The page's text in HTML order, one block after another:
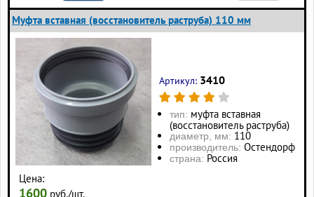
Муфта вставная (восстановитель раструба) 110 мм
Цена:
1600 руб./шт.
Артикул: 3410
тип: муфта вставная
(восстановитель раструба)
диаметр, мм: 110
производитель: Остендорф
страна: Россия